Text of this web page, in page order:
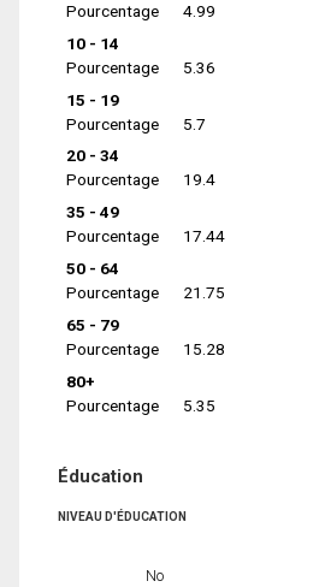
Pourcentage
4.99
10 - 14
Pourcentage
5.36
15 - 19
Pourcentage
5.7
20 - 34
Pourcentage
19.4
35 - 49
Pourcentage
17.44
50 - 64
Pourcentage
21.75
65 - 79
Pourcentage
15.28
80+
Pourcentage
5.35
Éducation
NIVEAU D'ÉDUCATION
No